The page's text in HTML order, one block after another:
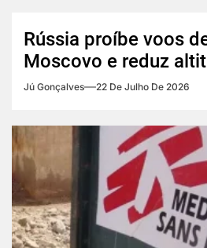
Rússia proíbe voos
Moscovo e reduz
Jú Gonçalves 22 De Julho De 2026